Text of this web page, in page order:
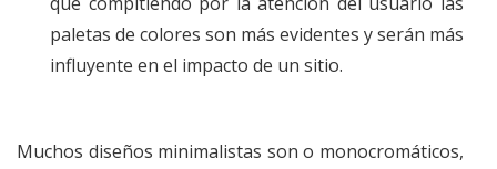
paletas de colores son más evidentes y serán más
influyente en el impacto de un sitio.
Muchos diseños minimalistas son o monocromáticos,